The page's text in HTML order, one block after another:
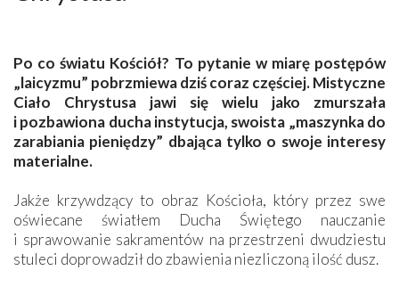
Po co światu Kościół? To pytanie w miarę postępów
„laicyzmu” pobrzmiewa dziś coraz częściej. Mistyczne
Ciało Chrystusa jawi się wielu jako zmurszała
i pozbawiona ducha instytucja, swoista „maszynka do
zarabiania pieniędzy” dbająca tylko o swoje interesy
materialne.
Jakże krzywdzący to obraz Kościoła, który przez swe
oświecane światłem Ducha Świętego nauczanie
i sprawowanie sakramentów na przestrzeni dwudziestu
stuleci doprowadził do zbawienia niezliczoną ilość dusz.